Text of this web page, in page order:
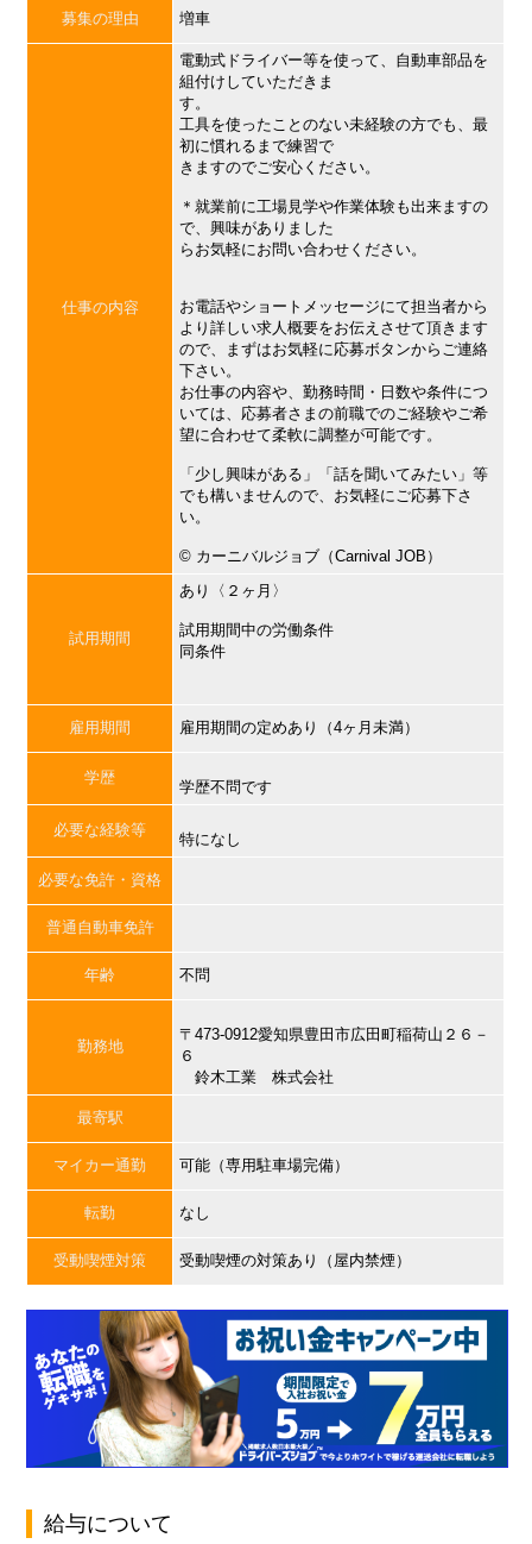
募集の理由 増車
仕事の内容
電動式ドライバー等を使って、自動車部品を
組付けしていただきま
す。
工具を使ったことのない未経験の方でも、最
初に慣れるまで練習で
きますのでご安心ください。
＊就業前に工場見学や作業体験も出来ますの
で、興味がありました
らお気軽にお問い合わせください。
お電話やショートメッセージにて担当者から
より詳しい求人概要をお伝えさせて頂きます
ので、まずはお気軽に応募ボタンからご連絡
下さい。
お仕事の内容や、勤務時間・日数や条件につ
いては、応募者さまの前職でのご経験やご希
望に合わせて柔軟に調整が可能です。
「少し興味がある」「話を聞いてみたい」等
でも構いませんので、お気軽にご応募下さ
い。
©︎ カーニバルジョブ（Carnival JOB）
試用期間
あり〈２ヶ月〉
試用期間中の労働条件
同条件
雇用期間 雇用期間の定めあり（4ヶ月未満）
学歴
学歴不問です
必要な経験等
特になし
必要な免許・資格
普通自動車免許
年齢 不問
勤務地
〒473-0912愛知県豊田市広田町稲荷山２６－
６
鈴木工業 株式会社
最寄駅
マイカー通勤 可能（専用駐車場完備）
転勤 なし
受動喫煙対策 受動喫煙の対策あり（屋内禁煙）
給与について